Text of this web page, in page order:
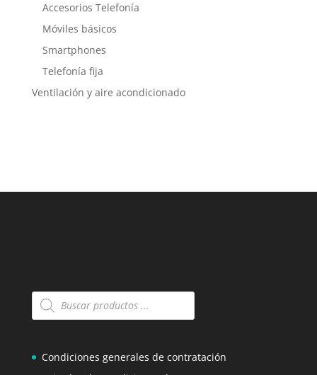
Accesorios Telefonía
Móviles básicos
Smartphones
Telefonía fija
Ventilación y aire acondicionado
Búsqueda
de
Condiciones generales de contratación